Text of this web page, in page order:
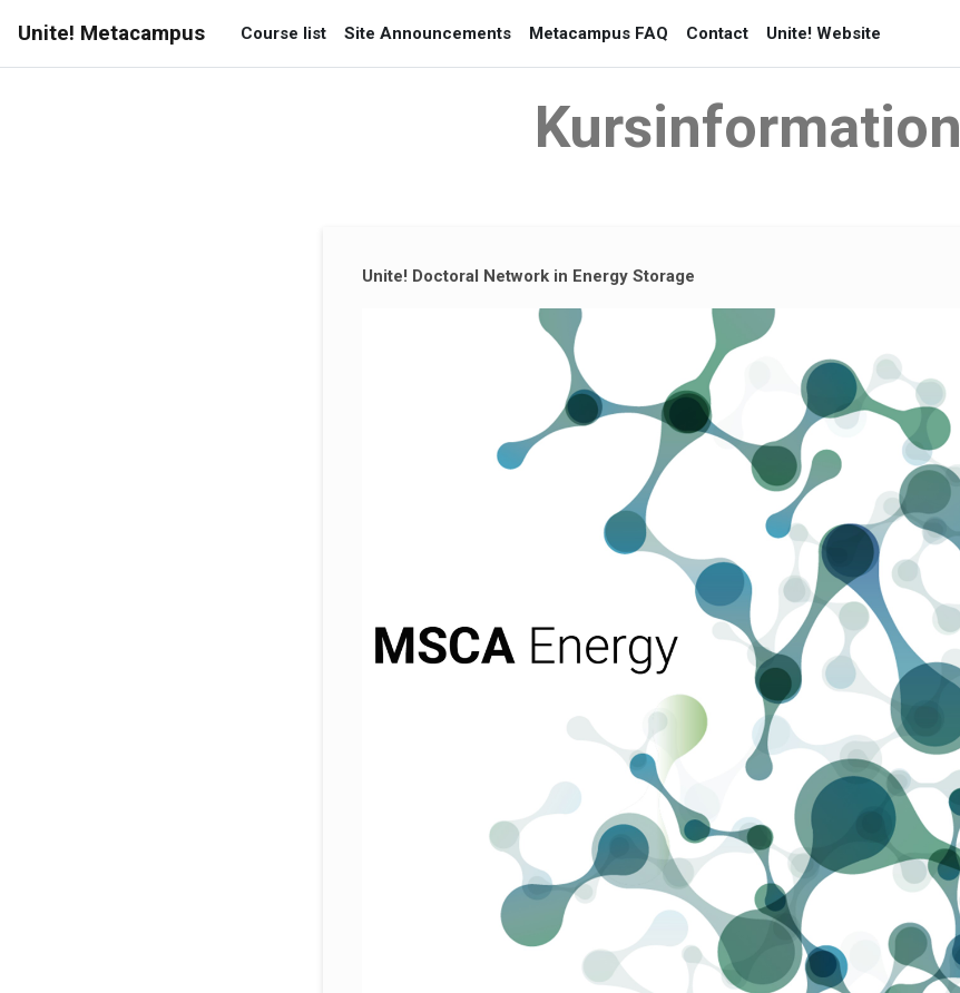
Unite! Metacampus Course list Site Announcements Metacampus FAQ Contact Unite! Website
Kursinformation
Unite! Doctoral Network in Energy Storage